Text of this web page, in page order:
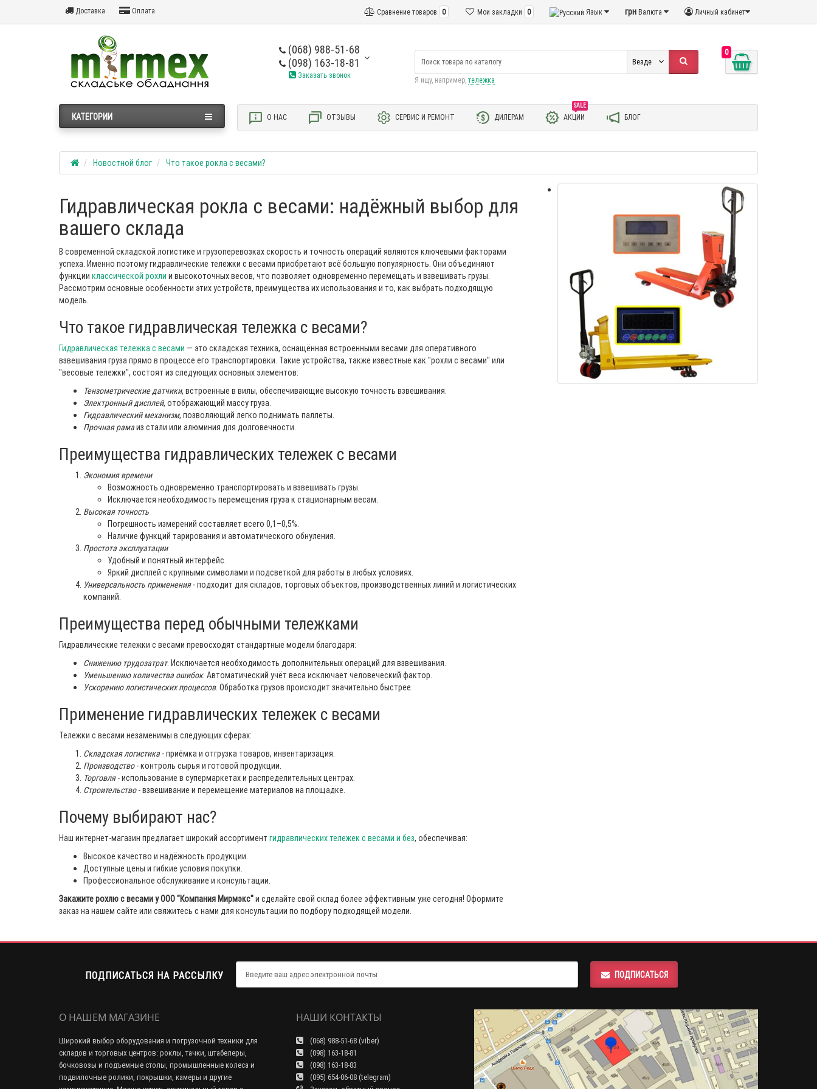
Доставка Оплата Личный кабинет
грн Валюта
Язык
Мои закладки 0
Сравнение товаров 0
(068) 988-51-68
(098) 163-18-81
Заказать звонок
0
Везде
Я ищу, например, тележка
КАТЕГОРИИ О НАС ОТЗЫВЫ СЕРВИС И РЕМОНТ ДИЛЕРАМ
SALE
АКЦИИ БЛОГ
Новостной блог Что такое рокла с весами?
Гидравлическая рокла с весами: надёжный выбор для
вашего склада
В современной складской логистике и грузоперевозках скорость и точность операций являются ключевыми факторами
успеха. Именно поэтому гидравлические тележки с весами приобретают всё большую популярность. Они объединяют
функции классической рохли и высокоточных весов, что позволяет одновременно перемещать и взвешивать грузы.
Рассмотрим основные особенности этих устройств, преимущества их использования и то, как выбрать подходящую
модель.
Что такое гидравлическая тележка с весами?
Гидравлическая тележка с весами — это складская техника, оснащённая встроенными весами для оперативного
взвешивания груза прямо в процессе его транспортировки. Такие устройства, также известные как "рохли с весами" или
"весовые тележки", состоят из следующих основных элементов:
Тензометрические датчики, встроенные в вилы, обеспечивающие высокую точность взвешивания.
Электронный дисплей, отображающий массу груза.
Гидравлический механизм, позволяющий легко поднимать паллеты.
Прочная рамаиз стали или алюминия для долговечности.
Преимущества гидравлических тележек с весами
Экономия времени
Возможность одновременно транспортировать и взвешивать грузы.
Исключается необходимость перемещения груза к стационарным весам.
Высокая точность
Погрешность измерений составляет всего 0,1–0,5%.
Наличие функций тарирования и автоматического обнуления.
Простота эксплуатации
Удобный и понятный интерфейс.
Яркий дисплей с крупными символами и подсветкой для работы в любых условиях.
Универсальность применения- подходит для складов, торговых объектов, производственных линий и логистических
компаний.
Преимущества перед обычными тележками
Гидравлические тележки с весами превосходят стандартные модели благодаря:
Снижению трудозатрат. Исключается необходимость дополнительных операций для взвешивания.
Уменьшению количества ошибок. Автоматический учёт веса исключает человеческий фактор.
Ускорению логистических процессов. Обработка грузов происходит значительно быстрее.
Применение гидравлических тележек с весами
Тележки с весами незаменимы в следующих сферах:
Складская логистика - приёмка и отгрузка товаров, инвентаризация.
Производство- контроль сырья и готовой продукции.
Торговля- использование в супермаркетах и распределительных центрах.
Строительство- взвешивание и перемещение материалов на площадке.
Почему выбирают нас?
Наш интернет-магазин предлагает широкий ассортимент гидравлических тележек с весами и без, обеспечивая:
Высокое качество и надёжность продукции.
Доступные цены и гибкие условия покупки.
Профессиональное обслуживание и консультации.
Закажите рохлю с весами у ООО "Компания Мирмэкс"и сделайте свой склад более эффективным уже сегодня! Оформите
заказ на нашем сайте или свяжитесь с нами для консультации по подбору подходящей модели.
ПОДПИСАТЬСЯ НА РАССЫЛКУ ПОДПИСАТЬСЯ
О НАШЕМ МАГАЗИНЕ
Широкий выбор оборудования и погрузочной техники для
складов и торговых центров: роклы, тачки, штабелеры,
бочковозы и подъемные столы, промышленные колеса и
подвилочные ролики, покрышки, камеры и другие
НАШИ КОНТАКТЫ
(068) 988-51-68 (viber)
(098) 163-18-81
(098) 163-18-83
(095) 654-06-08 (telegram)